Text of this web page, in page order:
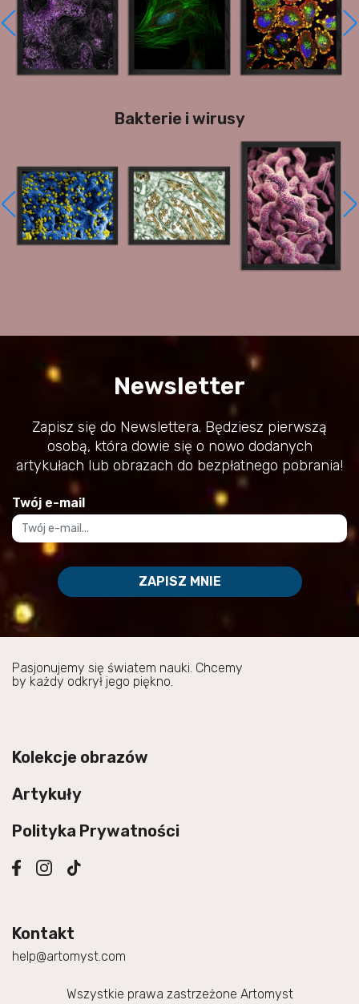
Bakterie i wirusy
Newsletter
Zapisz się do Newslettera. Będziesz pierwszą
osobą, która dowie się o nowo dodanych
artykułach lub obrazach do bezpłatnego pobrania!
Twój e-mail
ZAPISZ MNIE
Pasjonujemy się światem nauki. Chcemy
by każdy odkrył jego piękno.
Kolekcje obrazów
Artykuły
Polityka Prywatności
Kontakt
help@artomyst.com
Wszystkie prawa zastrzeżone Artomyst